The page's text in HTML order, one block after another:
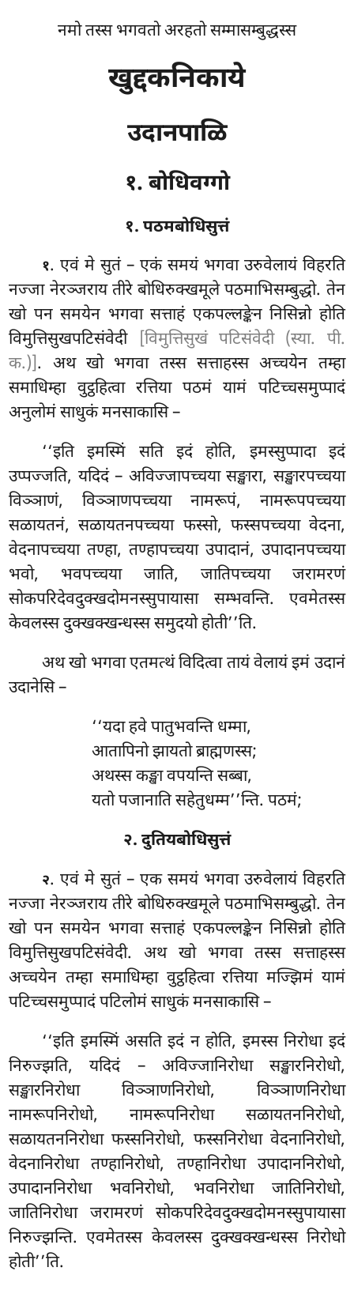
नमो तस्स भगवतो अरहतो सम्मासम्बुद्धस्स
खुद्दकनिकाये
उदानपाळि
१. बोधिवग्गो
१. पठमबोधिसुत्तं
१. एवं मे सुतं – एकं समयं भगवा उरुवेलायं विहरति
नज्जा नेरञ्जराय तीरे बोधिरुक्खमूले पठमाभिसम्बुद्धो. तेन
खो पन समयेन भगवा सत्ताहं एकपल्लङ्केन निसिन्नो होति
विमुत्तिसुखपटिसंवेदी
[विमुत्तिसुखं पटिसंवेदी (स्या. पी.
क.)]. अथ खो भगवा तस्स सत्ताहस्स अच्चयेन तम्हा
समाधिम्हा वुट्ठहित्वा रत्तिया पठमं यामं पटिच्चसमुप्पादं
अनुलोमं साधुकं मनसाकासि –
‘‘इति इमस्मिं सति इदं होति, इमस्सुप्पादा इदं
उप्पज्जति, यदिदं – अविज्जापच्चया सङ्खारा, सङ्खारपच्चया
विञ्ञाणं, विञ्ञाणपच्चया नामरूपं, नामरूपपच्चया
सळायतनं, सळायतनपच्चया फस्सो, फस्सपच्चया वेदना,
वेदनापच्चया तण्हा, तण्हापच्चया उपादानं, उपादानपच्चया
भवो, भवपच्चया जाति, जातिपच्चया जरामरणं
सोकपरिदेवदुक्खदोमनस्सुपायासा सम्भवन्ति. एवमेतस्स
केवलस्स दुक्खक्खन्धस्स समुदयो होती’’ति.
अथ खो भगवा एतमत्थं विदित्वा तायं वेलायं इमं उदानं
उदानेसि –
‘‘यदाहवे पातुभवन्ति धम्मा,
आतापिनो झायतो ब्राह्मणस्स;
अथस्स कङ्खा वपयन्ति सब्बा,
यतो पजानाति सहेतुधम्म’’न्ति. पठमं;
२. दुतियबोधिसुत्तं
२. एवं मे सुतं – एक समयं भगवा उरुवेलायं विहरति
नज्जा नेरञ्जराय तीरे बोधिरुक्खमूले पठमाभिसम्बुद्धो. तेन
खो पन समयेन भगवा सत्ताहं एकपल्लङ्केन निसिन्नो होति
विमुत्तिसुखपटिसंवेदी. अथ खो भगवा तस्स सत्ताहस्स
अच्चयेन तम्हा समाधिम्हा वुट्ठहित्वा रत्तिया मज्झिमं यामं
पटिच्चसमुप्पादं पटिलोमं साधुकं मनसाकासि –
‘‘इति इमस्मिं असति इदं न होति, इमस्स निरोधा इदं
निरुज्झति, यदिदं – अविज्जानिरोधा सङ्खारनिरोधो,
सङ्खारनिरोधा विञ्ञाणनिरोधो, विञ्ञाणनिरोधा
नामरूपनिरोधो, नामरूपनिरोधा सळायतननिरोधो,
सळायतननिरोधा फस्सनिरोधो, फस्सनिरोधा वेदनानिरोधो,
वेदनानिरोधा तण्हानिरोधो, तण्हानिरोधा उपादाननिरोधो,
उपादाननिरोधा भवनिरोधो, भवनिरोधा जातिनिरोधो,
जातिनिरोधा जरामरणं सोकपरिदेवदुक्खदोमनस्सुपायासा
निरुज्झन्ति. एवमेतस्स केवलस्स दुक्खक्खन्धस्स निरोधो
होती’’ति.